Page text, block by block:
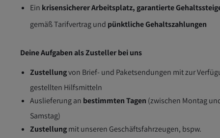
Ein krisensicherer Arbeitsplatz, garantierte
gemäß Tarifvertrag und pünktliche Gehaltszahlungen
Deine Aufgaben als Zusteller bei uns
Zustellungvon Brief- und Paketsendungen mit zur
gestellten Hilfsmitteln
Auslieferung an bestimmten Tagen (zwischen Montag
Samstag)
Zustellungmit unseren Geschäftsfahrzeugen, bspw.